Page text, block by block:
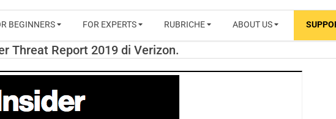
RIVISTA
CYBERSECURITY
TRENDS
BEGINNERS FOR EXPERTS RUBRICHE ABOUT US
Threat Report 2019 di Verizon.